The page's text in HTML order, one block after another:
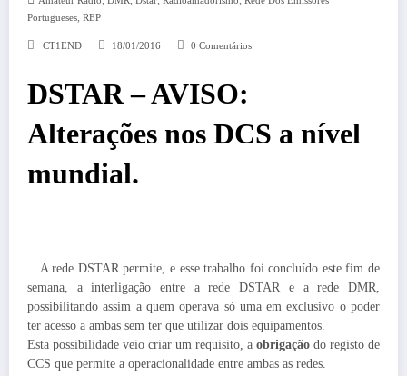
Portugueses, REP
CT1END 18/01/2016 0 Comentários
DSTAR – AVISO:
Alterações nos DCS a nível
mundial.
A rede DSTAR permite, e esse trabalho foi concluído este fim de
semana, a interligação entre a rede DSTAR e a rede DMR,
possibilitando assim a quem operava só uma em exclusivo o poder
ter acesso a ambas sem ter que utilizar dois equipamentos.
Esta possibilidade veio criar um requisito, a obrigação do registo de
CCS que permite a operacionalidade entre ambas as redes.